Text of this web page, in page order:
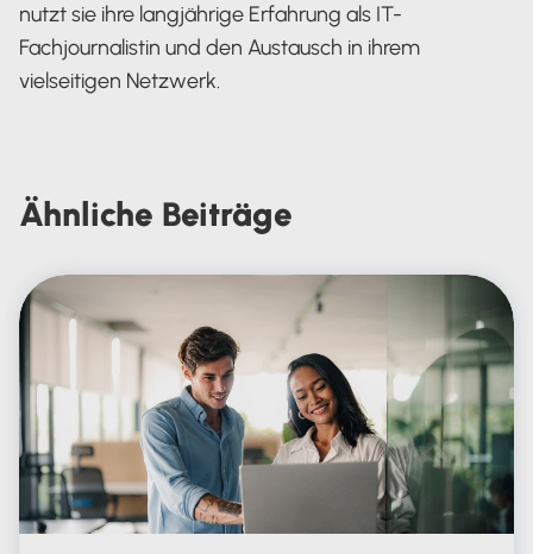
nutzt sie ihre langjährige Erfahrung als IT-
Fachjournalistin und den Austausch in ihrem
vielseitigen Netzwerk.
Ähnliche Beiträge